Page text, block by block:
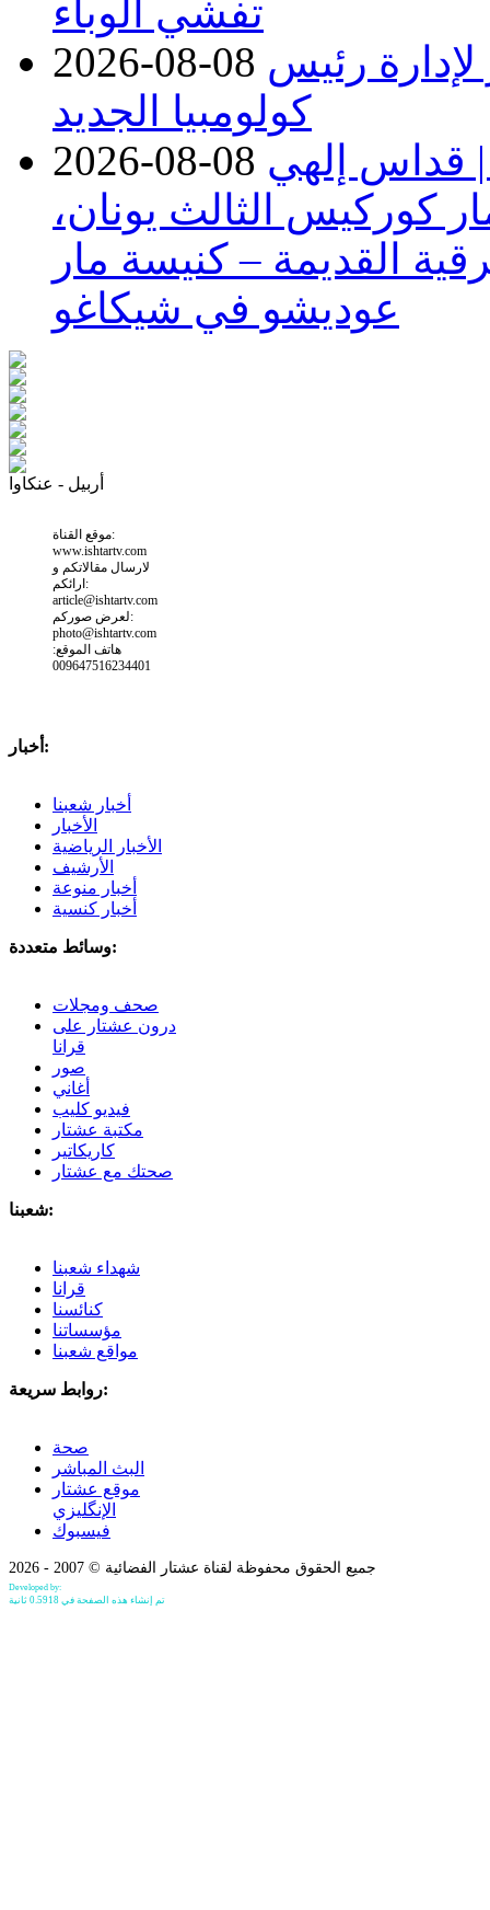
تفشي الوباء
2026-08-08 رئيس
كولومبيا الجديد
2026-08-08 | قداس إلهي
كوركيس الثالث يونان،
القديمة – كنيسة مار
عوديشو في شيكاغو
أربيل - عنكاوا
موقع القناة:
www.ishtartv.com
لارسال مقالاتكم و
ارائكم:
article@ishtartv.com
لعرض صوركم:
photo@ishtartv.com
هاتف الموقع:
009647516234401
أخبار:
أخبار شعبنا
الأخبار
الأخبار الرياضية
الأرشيف
أخبار منوعة
أخبار كنسية
وسائط متعددة:
صحف ومجلات
درون عشتار على
قرانا
صور
أغاني
فيديو كليب
مكتبة عشتار
كاريكاتير
صحتك مع عشتار
شعبنا:
شهداء شعبنا
قرانا
كنائسنا
مؤسساتنا
مواقع شعبنا
روابط سريعة:
صحة
البث المباشر
موقع عشتار
الإنگليزي
فيسبوك
جميع الحقوق محفوظة لقناة عشتار الفضائية © 2007 - 2026
Developed by:
تم إنشاء هذه الصفحة في 0.5918 ثانية